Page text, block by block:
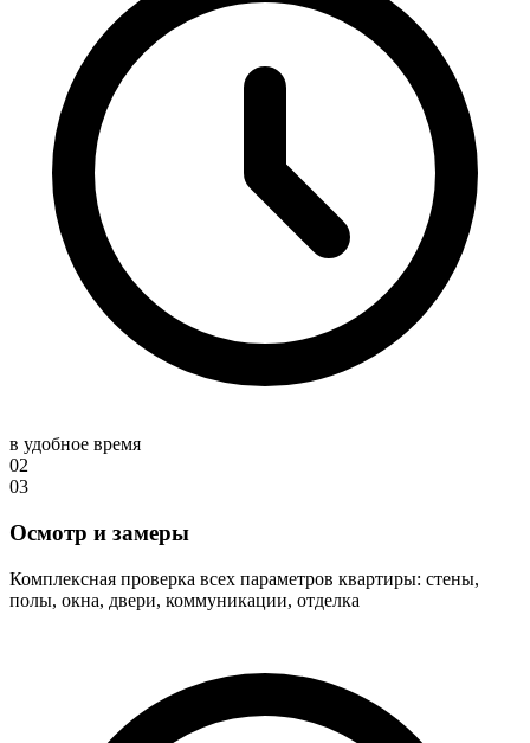
в удобное время
02
03
Осмотр и замеры
Комплексная проверка всех параметров квартиры: стены,
полы, окна, двери, коммуникации, отделка